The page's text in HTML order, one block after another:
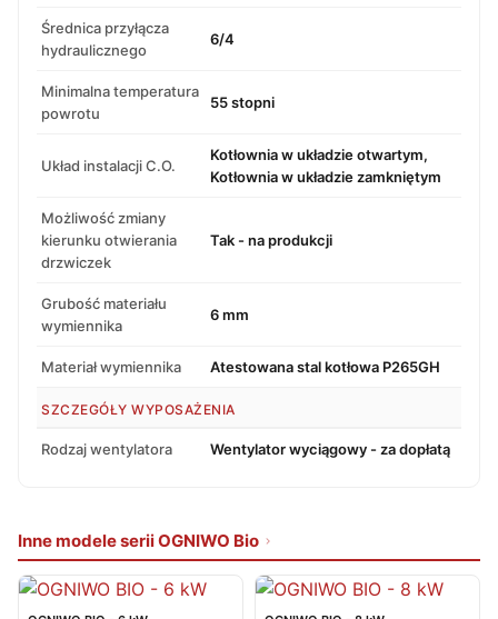
Średnica przyłącza
hydraulicznego
6/4
Minimalna temperatura
powrotu
55 stopni
Układ instalacji C.O.
Kotłownia w układzie otwartym,
Kotłownia w układzie zamkniętym
Możliwość zmiany
kierunku otwierania
drzwiczek
Tak - na produkcji
Grubość materiału
wymiennika
6 mm
Materiał wymiennika Atestowana stal kotłowa P265GH
SZCZEGÓŁY WYPOSAŻENIA
Rodzaj wentylatora Wentylator wyciągowy - za dopłatą
Inne modele serii OGNIWO Bio